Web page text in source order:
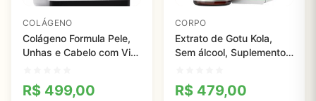
COLÁGENO
Colágeno Formula Pele,
Unhas e Cabelo com Vita
R$ 499,00
CORPO
Extrato de Gotu Kola,
Sem álcool, Suplemento
59ml
R$ 479,00